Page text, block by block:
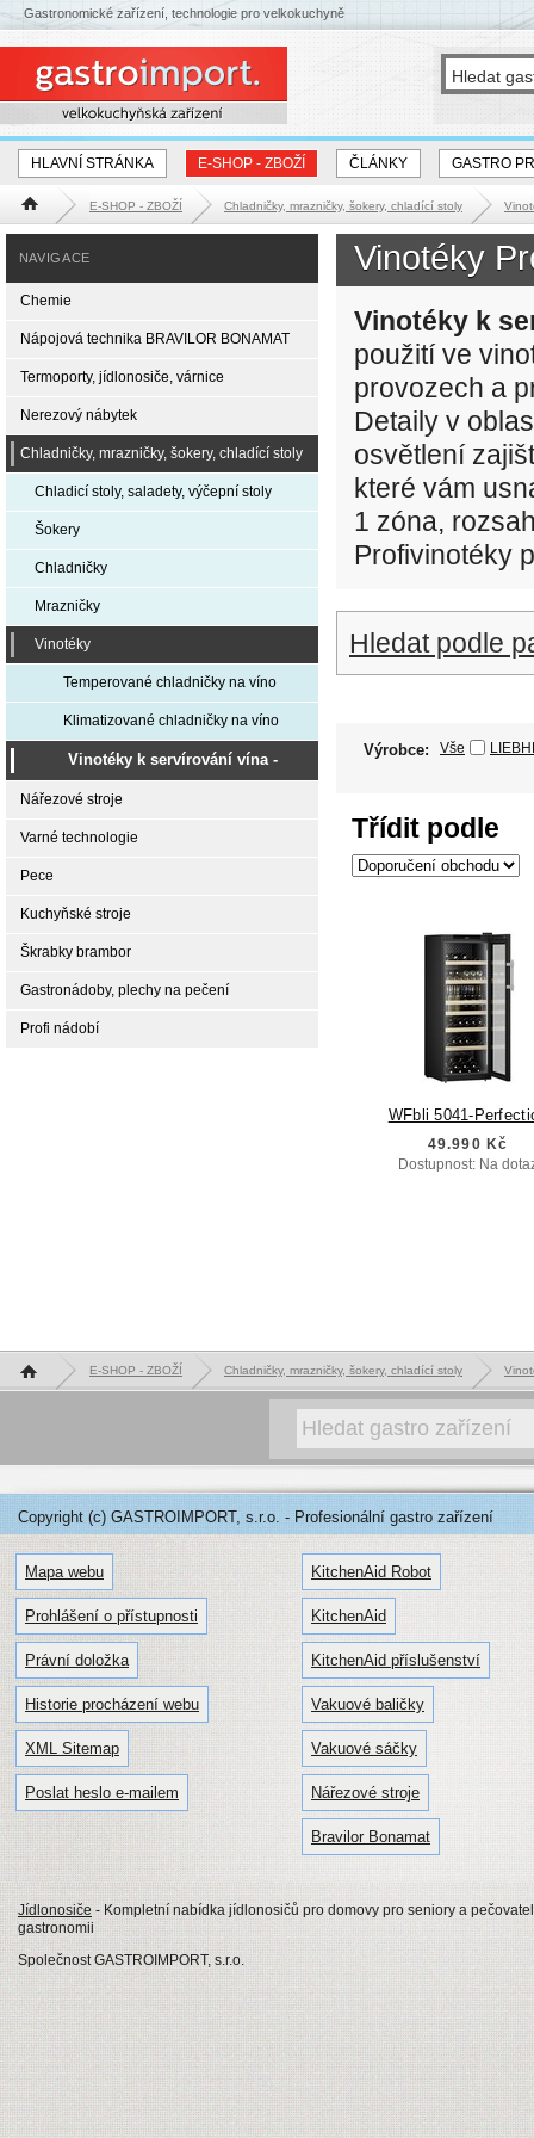
HLAVNÍ STRÁNKA E-SHOP - ZBOŽÍ ČLÁNKY GASTRO
Hlavní stránka E-SHOP - ZBOŽÍ Chladničky, mrazničky, šokery, chladící stoly
Vinotéky
Vinotéky k
použití ve
provozech a
Detaily v
osvětlení
které vám
1 zóna,
Profivinotéky
Hledat podle
Výrobce: Vše
Třídit podle
WFbli 5041-
49.990 Kč
Dostupnost: Na
NAVIGACE
Chemie
Nápojová technika BRAVILOR BONAMAT
Termoporty, jídlonosiče, várnice
Nerezový nábytek
Chladničky, mrazničky, šokery, chladící stoly
Chladicí stoly, saladety, výčepní stoly
Šokery
Chladničky
Mrazničky
Vinotéky
Temperované chladničky na víno
Klimatizované chladničky na víno
Vinotéky k servírování vína -
Professional
Nářezové stroje
Varné technologie
Pece
Kuchyňské stroje
Škrabky brambor
Gastronádoby, plechy na pečení
Profi nádobí
Gastronomické zařízení, technologie pro velkokuchyně
Hlavní stránka E-SHOP - ZBOŽÍ Chladničky, mrazničky, šokery, chladící stoly
Copyright (c) GASTROIMPORT, s.r.o. - Profesionální gastro zařízení
Mapa webu
Prohlášení o přístupnosti
Právní doložka
Historie procházení webu
XML Sitemap
Poslat heslo e-mailem
KitchenAid Robot
KitchenAid
KitchenAid příslušenství
Vakuové baličky
Vakuové sáčky
Nářezové stroje
Bravilor Bonamat
Jídlonosiče - Kompletní nabídka jídlonosičů pro domovy pro seniory a
gastronomii
Společnost GASTROIMPORT, s.r.o.